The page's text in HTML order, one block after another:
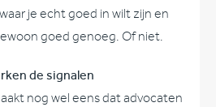
je echt goed in wilt zijn en
goed genoeg. Of niet.
de signalen
nog wel eens dat advocaten